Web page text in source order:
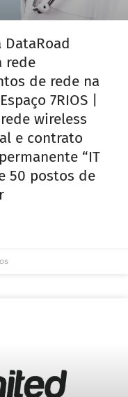
rede
de rede na
7RIOS |
wireless
e contrato
“IT
50 postos de